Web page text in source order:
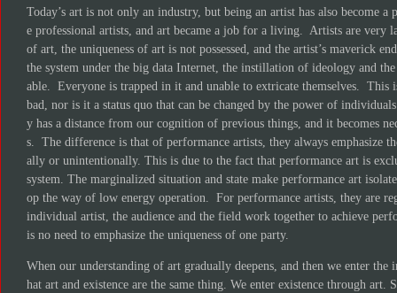
Today’s art is not only an industry, but being an artist has also become a
e professional artists, and art became a job for a living. Artists are very
of art, the uniqueness of art is not possessed, and the artist’s maverick
the system under the big data Internet, the instillation of ideology and
able. Everyone is trapped in it and unable to extricate themselves. This
bad, nor is it a status quo that can be changed by the power of
y has a distance from our cognition of previous things, and it becomes
s. The difference is that of performance artists, they always emphasize
ally or unintentionally. This is due to the fact that performance art is
system. The marginalized situation and state make performance art
op the way of low energy operation. For performance artists, they are
individual artist, the audience and the field work together to achieve
is no need to emphasize the uniqueness of one party.
When our understanding of art gradually deepens, and then we enter
hat art and existence are the same thing. We enter existence through art.